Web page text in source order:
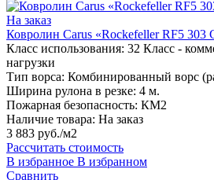
На заказ
Ковролин Carus «Rockefeller RF5 303
Класс использования: 32 Класс -
нагрузки
Тип ворса: Комбинированный ворс
Ширина рулона в резке: 4 м.
Пожарная безопасность: КМ2
Наличие товара: На заказ
3 883 руб./м2
Рассчитать стоимость
В избранное В избранном
Сравнить